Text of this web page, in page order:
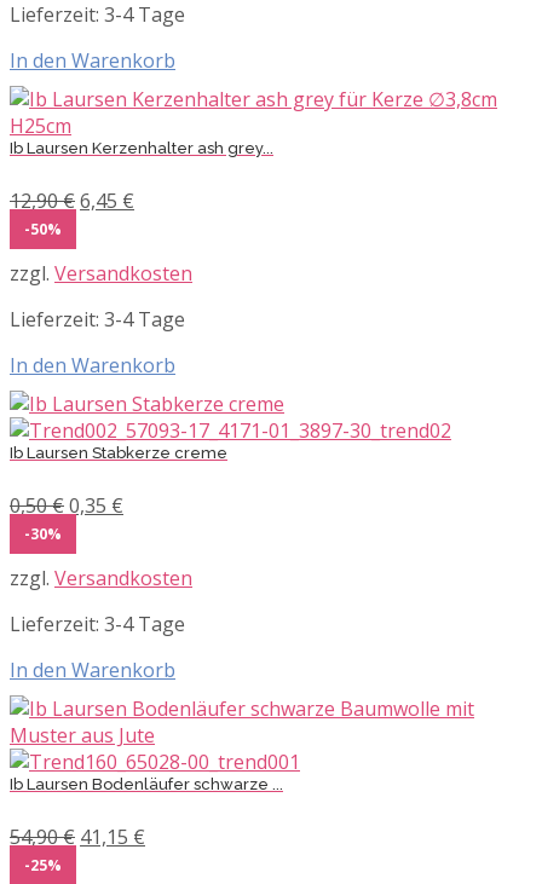
Lieferzeit: 3-4 Tage
In den Warenkorb
Ib Laursen Kerzenhalter ash grey...
12,90€Ursprünglicher
12,90 €
6,45 €
6,45 €.
-50%
zzgl. Versandkosten
Lieferzeit: 3-4 Tage
In den Warenkorb
Ib Laursen Stabkerze creme
0,50€Ursprünglicher
war:
0,50 €
0,35 €
0,35 €.
-30%
zzgl. Versandkosten
Lieferzeit: 3-4 Tage
In den Warenkorb
Ib Laursen Bodenläufer schwarze ...
54,90€ Ursprünglicher
41,15 €
-25%